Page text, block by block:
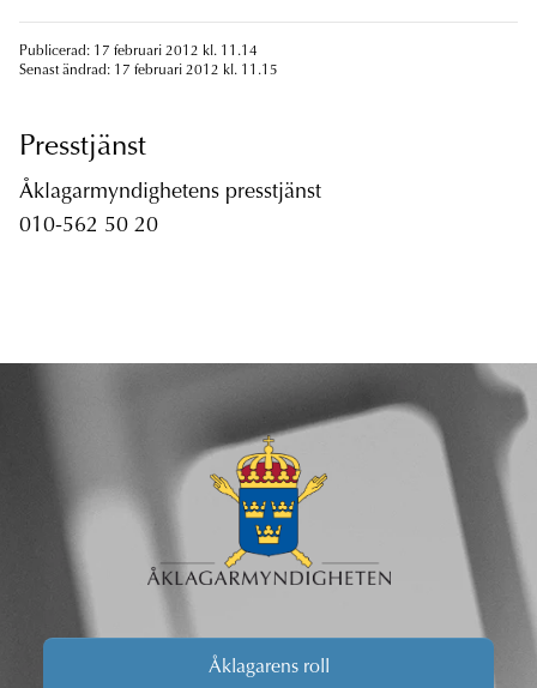
Publicerad: 17 februari 2012 kl. 11.14
Senast ändrad: 17 februari 2012 kl. 11.15
Presstjänst
Åklagarmyndighetens presstjänst
010-562 50 20
Åklagarens roll